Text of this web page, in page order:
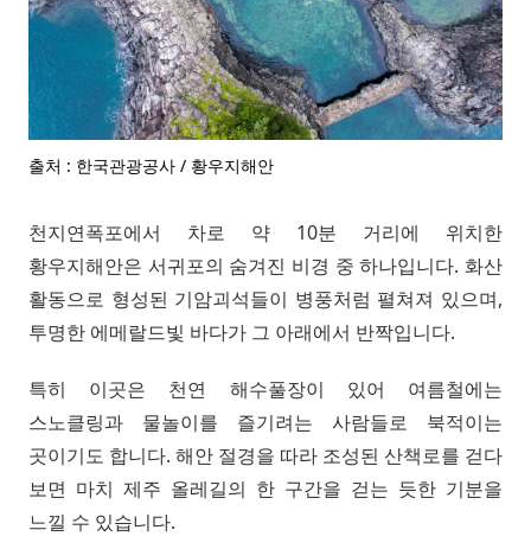
출처 : 한국관광공사 / 황우지해안
천지연폭포에서 차로 약 10분 거리에 위치한
황우지해안은 서귀포의 숨겨진 비경 중 하나입니다. 화산
활동으로 형성된 기암괴석들이 병풍처럼 펼쳐져 있으며,
투명한 에메랄드빛 바다가 그 아래에서 반짝입니다.
특히 이곳은 천연 해수풀장이 있어 여름철에는
스노클링과 물놀이를 즐기려는 사람들로 북적이는
곳이기도 합니다. 해안 절경을 따라 조성된 산책로를 걷다
보면 마치 제주 올레길의 한 구간을 걷는 듯한 기분을
느낄 수 있습니다.